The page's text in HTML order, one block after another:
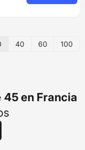
40 60 100
45 en Francia